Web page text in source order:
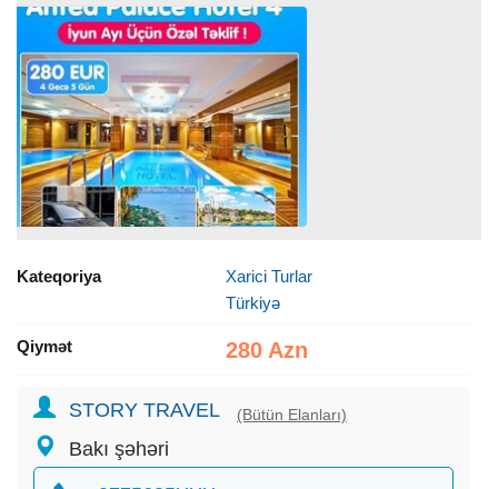
Kateqoriya
Xarici Turlar
Türkiyə
Qiymət 280 Azn
STORY TRAVEL (Bütün Elanları)
Bakı şəhəri